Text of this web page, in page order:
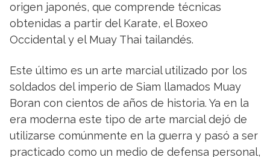
origen japonés, que comprende técnicas
obtenidas a partir del Karate, el Boxeo
Occidental y el Muay Thai tailandés.
Este último es un arte marcial utilizado por los
soldados del imperio de Siam llamados Muay
Boran con cientos de años de historia. Ya en la
era moderna este tipo de arte marcial dejó de
utilizarse comúnmente en la guerra y pasó a ser
practicado como un medio de defensa personal,